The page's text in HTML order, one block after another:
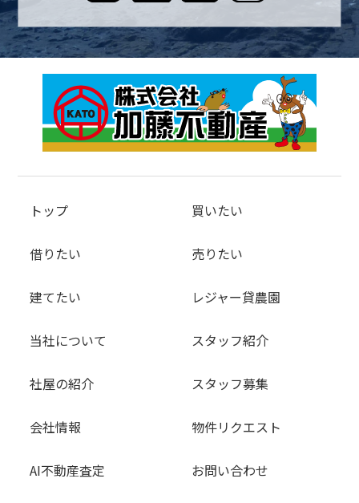
トップ 買いたい
借りたい 売りたい
建てたい レジャー貸農園
当社について スタッフ紹介
社屋の紹介 スタッフ募集
会社情報 物件リクエスト
AI不動産査定 お問い合わせ